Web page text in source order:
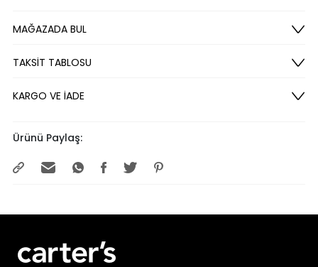
MAĞAZADA BUL
TAKSİT TABLOSU
KARGO VE İADE
Ürünü Paylaş: